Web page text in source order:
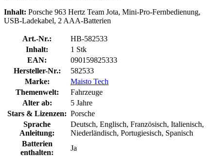
Inhalt: Porsche 963 Hertz Team Jota, Mini-Pro-Fernbedienung,
USB-Ladekabel, 2 AAA-Batterien
Art.-Nr.:
HB-582533
Inhalt:
1 Stk
EAN:
090159825333
Hersteller-Nr.:
582533
Marke:
Maisto Tech
Themenwelt:
Fahrzeuge
Alter ab:
5 Jahre
Stars & Lizenzen: Porsche
Sprache
Anleitung:
Deutsch, Englisch, Französisch, Italienisch,
Niederländisch, Portugiesisch, Spanisch
Batterien
enthalten:
Ja